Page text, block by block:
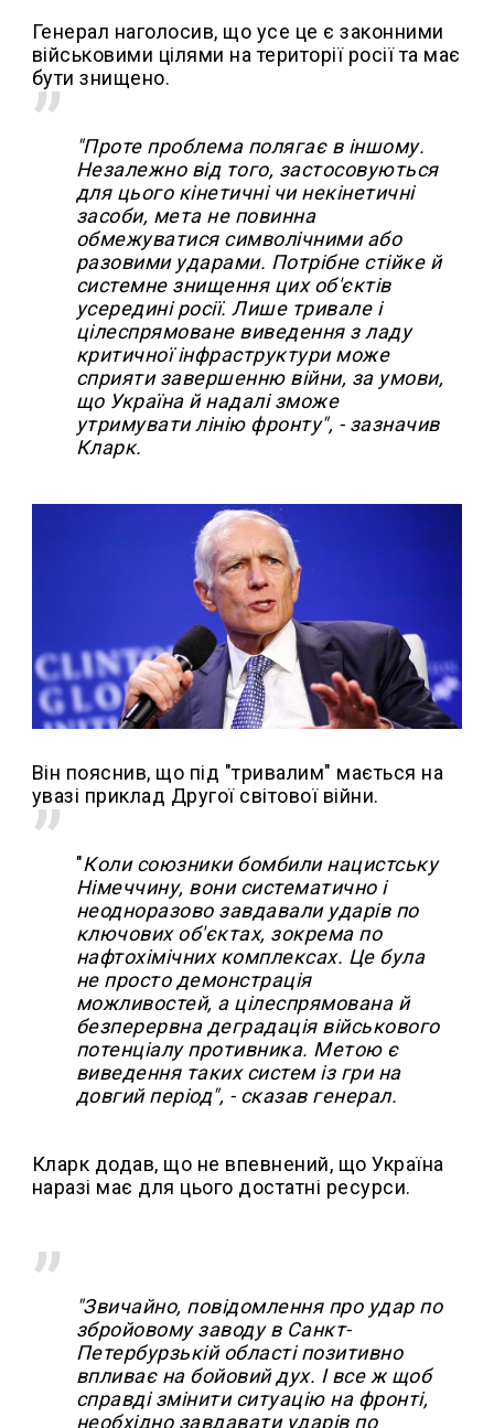
Генерал наголосив, що усе це є законними
військовими цілями на території росії та має
бути знищено.
"Проте проблема полягає в іншому.
Незалежно від того, застосовуються
для цього кінетичні чи некінетичні
засоби, мета не повинна
обмежуватися символічними або
разовими ударами. Потрібне стійке й
системне знищення цих об'єктів
усередині росії. Лише тривале і
цілеспрямоване виведення з ладу
критичної інфраструктури може
сприяти завершенню війни, за умови,
що Україна й надалі зможе
утримувати лінію фронту", - зазначив
Кларк.
Він пояснив, що під "тривалим" мається на
увазі приклад Другої світової війни.
"Коли союзники бомбили нацистську
Німеччину, вони систематично і
неодноразово завдавали ударів по
ключових об'єктах, зокрема по
нафтохімічних комплексах. Це була
не просто демонстрація
можливостей, а цілеспрямована й
безперервна деградація військового
потенціалу противника. Метою є
виведення таких систем із гри на
довгий період", - сказав генерал.
Кларк додав, що не впевнений, що Україна
наразі має для цього достатні ресурси.
"Звичайно, повідомлення про удар по
збройовому заводу в Санкт-
Петербурзькій області позитивно
впливає на бойовий дух. І все ж щоб
справді змінити ситуацію на фронті,
необхідно завдавати ударів по